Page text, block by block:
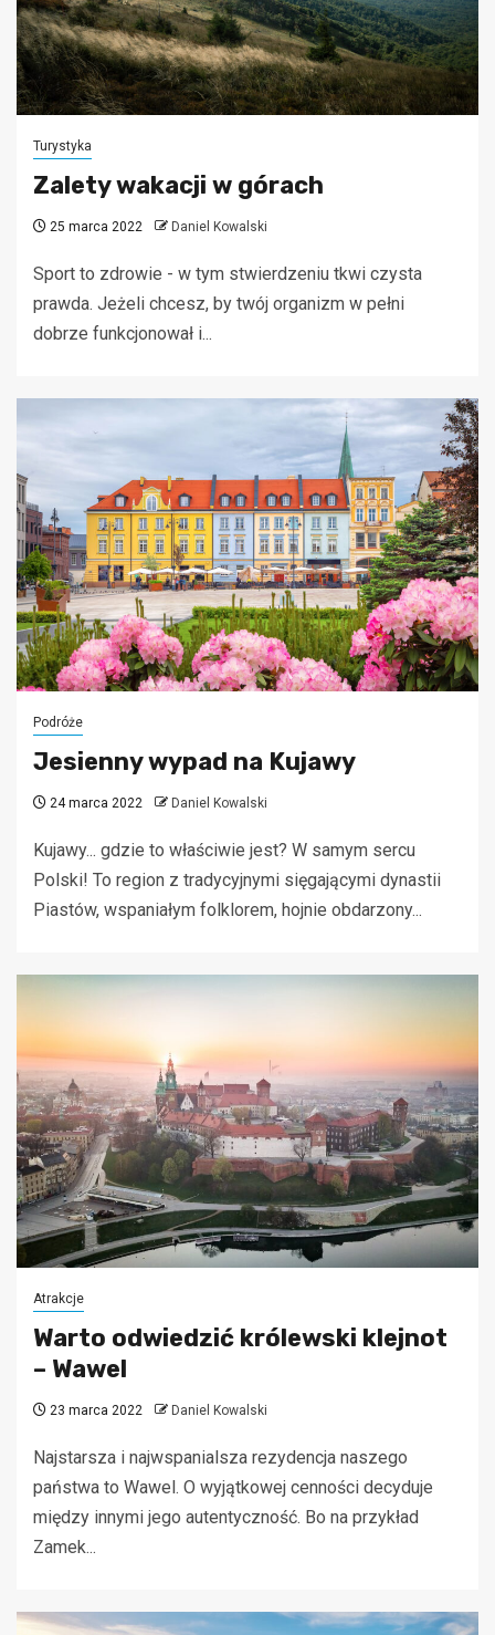
Turystyka
Zalety wakacji w górach
25 marca 2022 Daniel Kowalski
Sport to zdrowie - w tym stwierdzeniu tkwi czysta
prawda. Jeżeli chcesz, by twój organizm w pełni
dobrze funkcjonował i...
Podróże
Jesienny wypad na Kujawy
24 marca 2022 Daniel Kowalski
Kujawy... gdzie to właściwie jest? W samym sercu
Polski! To region z tradycyjnymi sięgającymi dynastii
Piastów, wspaniałym folklorem, hojnie obdarzony...
Atrakcje
Warto odwiedzić królewski klejnot
– Wawel
23 marca 2022 Daniel Kowalski
Najstarsza i najwspanialsza rezydencja naszego
państwa to Wawel. O wyjątkowej cenności decyduje
między innymi jego autentyczność. Bo na przykład
Zamek...